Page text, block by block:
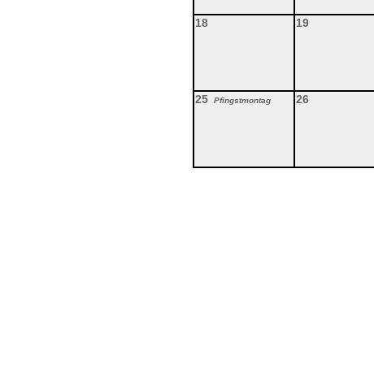
18 19
25 Pfingstmontag 26